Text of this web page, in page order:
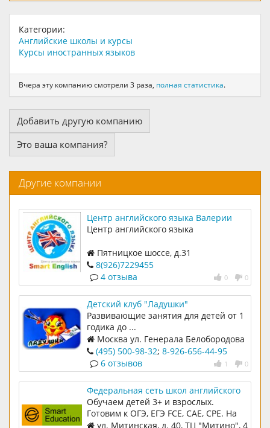
Категории:
Английские школы и курсы
Курсы иностранных языков
Вчера эту компанию смотрели 3 раза, полная статистика.
Добавить другую компанию
Это ваша компания?
Другие компании
Центр английского языка Валерии
Федоровой
Центр английского языка
Пятницкое шоссе, д.31
8(926)7229455
0 0
4 отзыва
Детский клуб "Ладушки"
Развивающие занятия для детей от 1
годика до ...
Москва ул. Генерала Белобородова
д.37(495) 500-98-32; 8-926-656-44-95
1 0
6 отзывов
Федеральная сеть школ английского
языка Smart Education
Обучаем детей 3+ и взрослых.
Готовим к ОГЭ, ЕГЭ FCE, CAE, CPE. На
рынке 12 лет. Онлайн и оффлайн
ул. Митинская, д. 40, ТЦ "Митино", 4